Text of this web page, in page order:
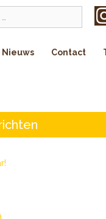
Nieuws Contact